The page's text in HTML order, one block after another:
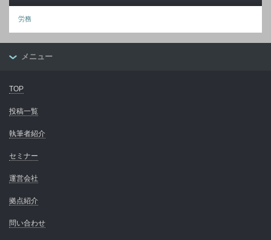
労務
メニュー
TOP
投稿一覧
執筆者紹介
セミナー
運営会社
拠点紹介
問い合わせ